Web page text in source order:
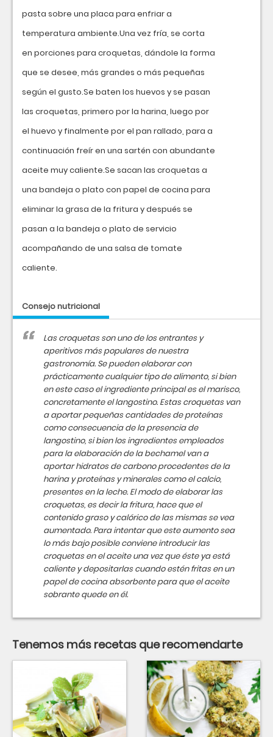
pasta sobre una placa para enfriar a
temperatura ambiente.Una vez fría, se corta
en porciones para croquetas, dándole la forma
que se desee, más grandes o más pequeñas
según el gusto.Se baten los huevos y se pasan
las croquetas, primero por la harina, luego por
el huevo y finalmente por el pan rallado, para a
continuación freír en una sartén con abundante
aceite muy caliente.Se sacan las croquetas a
una bandeja o plato con papel de cocina para
eliminar la grasa de la fritura y después se
pasan a la bandeja o plato de servicio
acompañando de una salsa de tomate
caliente.
Consejo nutricional
Las croquetas son uno de los entrantes y
aperitivos más populares de nuestra
gastronomía. Se pueden elaborar con
prácticamente cualquier tipo de alimento, si bien
en este caso el ingrediente principal es el marisco,
concretamente el langostino. Estas croquetas van
a aportar pequeñas cantidades de proteínas
como consecuencia de la presencia de
langostino, si bien los ingredientes empleados
para la elaboración de la bechamel van a
aportar hidratos de carbono procedentes de la
harina y proteínas y minerales como el calcio,
presentes en la leche. El modo de elaborar las
croquetas, es decir la fritura, hace que el
contenido graso y calórico de las mismas se vea
aumentado. Para intentar que este aumento sea
lo más bajo posible conviene introducir las
croquetas en el aceite una vez que éste ya está
caliente y depositarlas cuando estén fritas en un
papel de cocina absorbente para que el aceite
sobrante quede en él.
Tenemos más recetas que recomendarte